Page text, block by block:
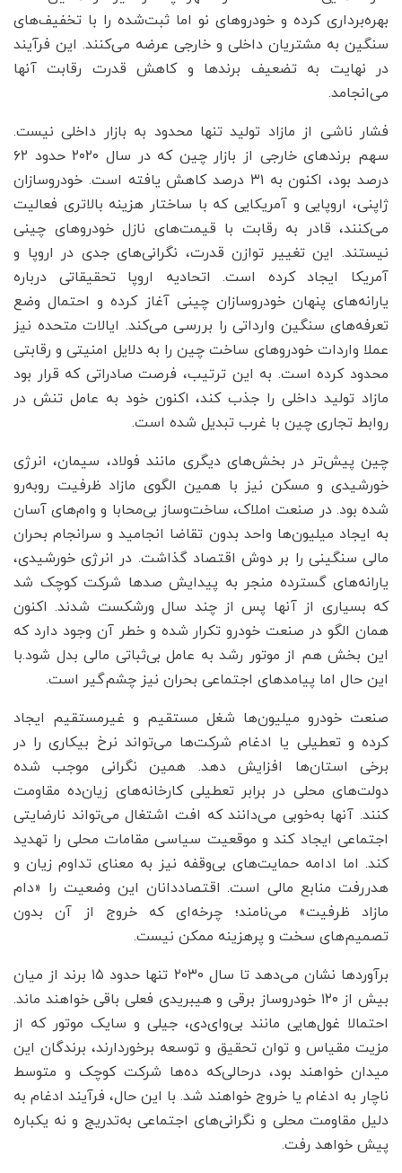
بهره‌برداری کرده و خودروهای نو اما ثبت‌شده را با تخفیف‌های
سنگین به مشتریان داخلی و خارجی عرضه می‌کنند. این فرآیند
در نهایت به تضعیف برندها و کاهش قدرت رقابت آنها
می‌انجامد.
فشار ناشی از مازاد تولید تنها محدود به بازار داخلی نیست.
سهم برندهای خارجی از بازار چین که در سال ۲۰۲۰ حدود ۶۲
درصد بود، اکنون به ۳۱ درصد کاهش یافته است. خودروسازان
ژاپنی، اروپایی و آمریکایی که با ساختار هزینه بالاتری فعالیت
می‌کنند، قادر به رقابت با قیمت‌های نازل خودروهای چینی
نیستند. این تغییر توازن قدرت، نگرانی‌های جدی در اروپا و
آمریکا ایجاد کرده است. اتحادیه اروپا تحقیقاتی درباره
یارانه‌های پنهان خودروسازان چینی آغاز کرده و احتمال وضع
تعرفه‌های سنگین وارداتی را بررسی می‌کند. ایالات متحده نیز
عملا واردات خودروهای ساخت چین را به دلایل امنیتی و رقابتی
محدود کرده است. به این ترتیب، فرصت صادراتی که قرار بود
مازاد تولید داخلی را جذب کند، اکنون خود به عامل تنش در
روابط تجاری چین با غرب تبدیل شده است.
چین پیش‌تر در بخش‌های دیگری مانند فولاد، سیمان، انرژی
خورشیدی و مسکن نیز با همین الگوی مازاد ظرفیت روبه‌رو
شده بود. در صنعت املاک، ساخت‌وساز بی‌محابا و وام‌های آسان
به ایجاد ‌میلیون‌ها واحد بدون تقاضا انجامید و سرانجام بحران
مالی سنگینی را بر دوش اقتصاد گذاشت. در انرژی خورشیدی،
یارانه‌های گسترده منجر به پیدایش صدها شرکت کوچک شد
که بسیاری از آنها پس از چند سال ورشکست شدند. اکنون
همان الگو در صنعت خودرو تکرار شده و خطر آن وجود دارد که
این بخش هم از موتور رشد به عامل بی‌ثباتی مالی بدل شود.با
این حال اما پیامدهای اجتماعی بحران نیز چشم‌گیر است.
صنعت خودرو ‌میلیون‌ها شغل مستقیم و غیرمستقیم ایجاد
کرده و تعطیلی یا ادغام شرکت‌ها می‌تواند نرخ بیکاری را در
برخی استان‌ها افزایش دهد. همین نگرانی موجب شده
دولت‌های محلی در برابر تعطیلی کارخانه‌های زیان‌ده مقاومت
کنند. آنها به‌خوبی می‌دانند که افت اشتغال می‌تواند نارضایتی
اجتماعی ایجاد کند و موقعیت سیاسی مقامات محلی را تهدید
کند. اما ادامه حمایت‌های بی‌وقفه نیز به معنای تداوم زیان و
هدررفت منابع مالی است. اقتصاددانان این وضعیت را «دام
مازاد ظرفیت» می‌نامند؛ چرخه‌ای که خروج از آن بدون
تصمیم‌های سخت و پرهزینه ممکن نیست.
برآوردها نشان می‌دهد تا سال ۲۰۳۰ تنها حدود ۱۵ برند از میان
بیش از ۱۲۰ خودروساز برقی و هیبریدی فعلی باقی خواهند ماند.
احتمالا غول‌هایی مانند بی‌وای‌دی، جیلی و سایک موتور که از
مزیت مقیاس و توان تحقیق و توسعه برخوردارند، برندگان این
میدان خواهند بود، درحالی‌که ده‌ها شرکت کوچک و متوسط
ناچار به ادغام یا خروج خواهند شد. با این حال، فرآیند ادغام به
دلیل مقاومت محلی و نگرانی‌های اجتماعی به‌تدریج و نه یکباره
پیش خواهد رفت.